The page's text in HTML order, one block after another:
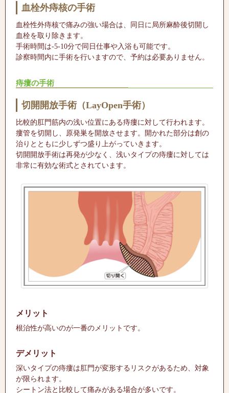
血栓外痔核の手術
血栓性外痔核で痛みの強い場合は、同日に局所麻酔後切開し
血栓を取り除きます。
手術時間は-5-10分で同日仕事や入浴も可能です。
診察時間内に手術を行いますので、予約は必要ありません。
痔瘻の手術
切開開放手術（LayOpen手術）
比較的肛門筋内の浅い位置にある痔瘻に対して行われます。
瘻管を切開し、原発巣を開放させます。開かれた部分は創の
治りとともに少しずつ盛り上がっていきます。
切開開放手術は再発が少なく、浅いタイプの痔瘻に対しては
非常に有効な術式とされています。
メリット
根治性が高いのが一番のメリットです。
デメリット
深いタイプの痔瘻は肛門が変形するリスクがあるため、対象
が限られます。
シートン法と比較して痛みがある場合が多いです。